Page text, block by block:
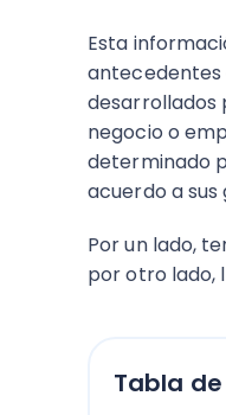
Esta
desarrollados
negocio o
determinado
acuerdo a
Por un lado,
por otro lado,
Tabla